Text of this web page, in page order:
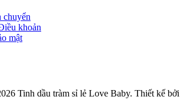
chuyển
khoản
mật
Tinh dầu tràm sỉ lẻ Love Baby. Thiết kế bởi